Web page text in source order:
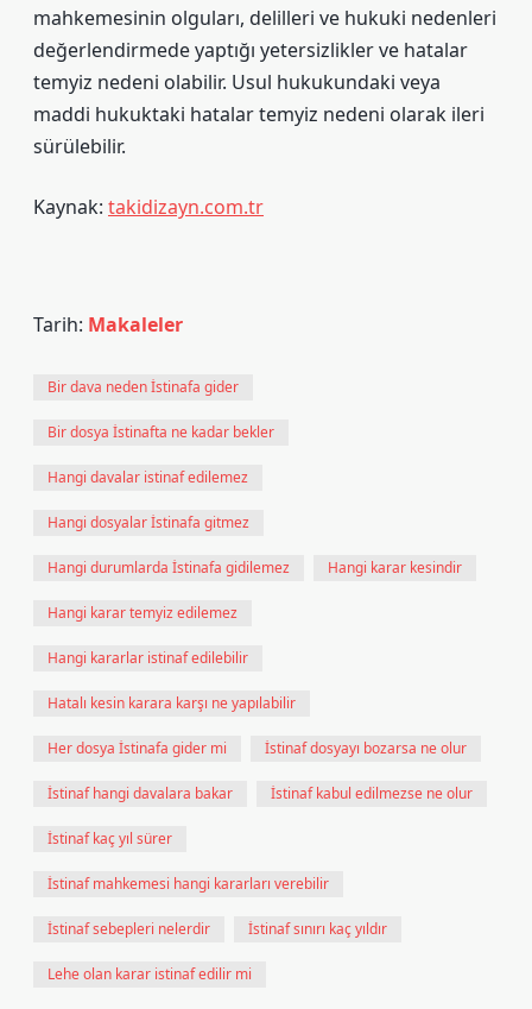
mahkemesinin olguları, delilleri ve hukuki nedenleri
değerlendirmede yaptığı yetersizlikler ve hatalar
temyiz nedeni olabilir. Usul hukukundaki veya
maddi hukuktaki hatalar temyiz nedeni olarak ileri
sürülebilir.
Kaynak: takidizayn.com.tr
Tarih: Makaleler
Bir dava neden İstinafa gider
Bir dosya İstinafta ne kadar bekler
Hangi davalar istinaf edilemez
Hangi dosyalar İstinafa gitmez
Hangi durumlarda İstinafa gidilemez Hangi karar kesindir
Hangi karar temyiz edilemez
Hangi kararlar istinaf edilebilir
Hatalı kesin karara karşı ne yapılabilir
Her dosya İstinafa gider mi İstinaf dosyayı bozarsa ne olur
İstinaf hangi davalara bakar İstinaf kabul edilmezse ne olur
İstinaf kaç yıl sürer
İstinaf mahkemesi hangi kararları verebilir
İstinaf sebepleri nelerdir İstinaf sınırı kaç yıldır
Lehe olan karar istinaf edilir mi